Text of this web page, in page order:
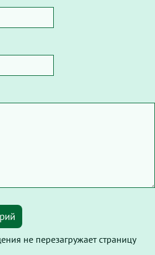
не перезагружает страницу